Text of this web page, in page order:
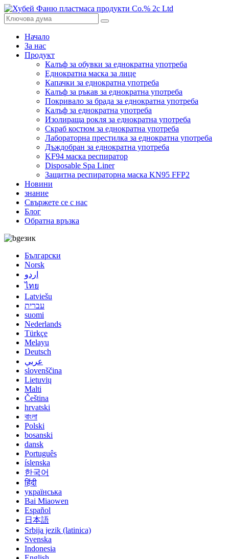
Начало
За нас
Продукт
Калъф за обувки за еднократна употреба
Еднократна маска за лице
Капачки за еднократна употреба
Калъф за ръкав за еднократна употреба
Покривало за брада за еднократна употреба
Калъф за еднократна употреба
Изолираща рокля за еднократна употреба
Скраб костюм за еднократна употреба
Лабораторна престилка за еднократна употреба
Дъждобран за еднократна употреба
KF94 маска респиратор
Disposable Spa Liner
Защитна респираторна маска KN95 FFP2
Новини
знание
Свържете се с нас
Блог
Обратна връзка
език
Български
Norsk
اردو
ไทย
Latviešu
עברית
suomi
Nederlands
Türkçe
Melayu
Deutsch
عربي
slovenščina
Lietuvių
Malti
Čeština
hrvatski
বাংলা
Polski
bosanski
dansk
Português
íslenska
한국어
हिंदी
українська
Bai Miaowen
Español
日本語
Srbija jezik (latinica)
Svenska
Indonesia